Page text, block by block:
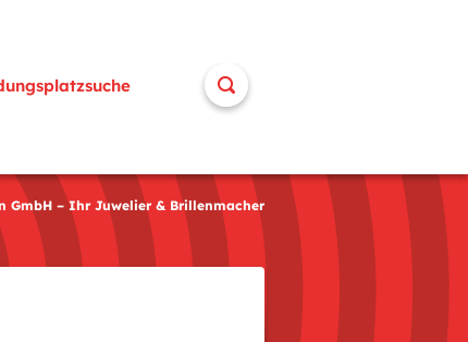
GmbH – Ihr Juwelier & Brillenmacher